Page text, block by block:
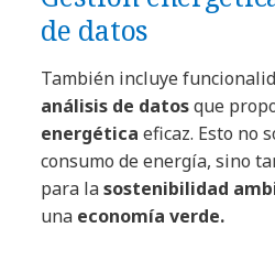
de datos
También incluye
análisis de datosque
energética eficaz. Esto no
consumo de energía, sino
para lasostenibilidad
una economía verde.